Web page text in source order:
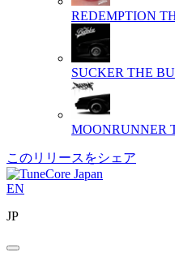
REDEMPTION
SUCKER THE
MOONRUNNER
このリリースをシェア
EN
JP